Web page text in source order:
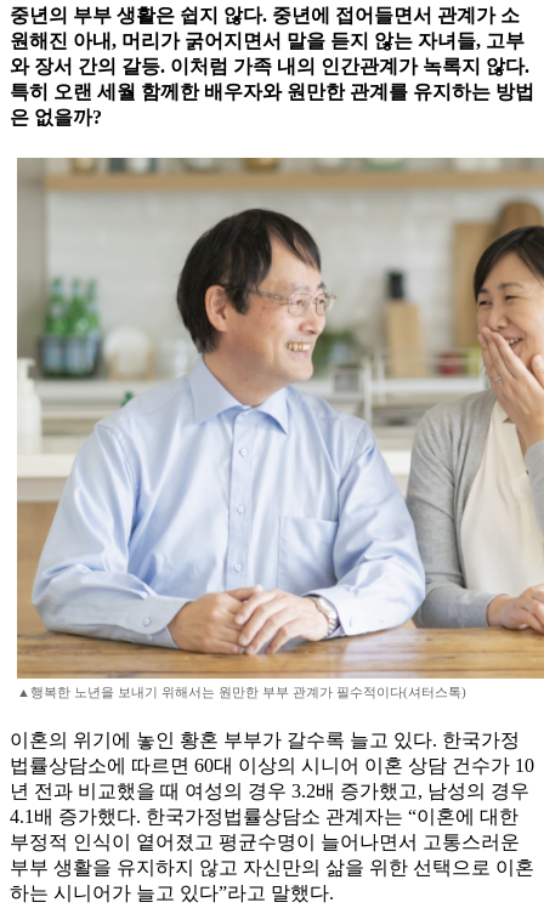
중년의 부부 생활은 쉽지 않다. 중년에 접어들면서 관계가 소
원해진 아내, 머리가 굵어지면서 말을 듣지 않는 자녀들, 고부
와 장서 간의 갈등. 이처럼 가족 내의 인간관계가 녹록지 않다.
특히 오랜 세월 함께한 배우자와 원만한 관계를 유지하는 방법
은 없을까?
▲행복한 노년을 보내기 위해서는 원만한 부부 관계가 필수적이다(셔터스톡)
이혼의 위기에 놓인 황혼 부부가 갈수록 늘고 있다. 한국가정
법률상담소에 따르면 60대 이상의 시니어 이혼 상담 건수가 10
년 전과 비교했을 때 여성의 경우 3.2배 증가했고, 남성의 경우
4.1배 증가했다. 한국가정법률상담소 관계자는 “이혼에 대한
부정적 인식이 옅어졌고 평균수명이 늘어나면서 고통스러운
부부 생활을 유지하지 않고 자신만의 삶을 위한 선택으로 이혼
하는 시니어가 늘고 있다”라고 말했다.